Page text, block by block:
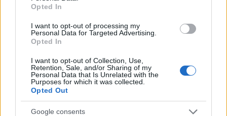
Opted In
I want to opt-out of processing my
Personal Data for Targeted Advertising.
Opted In
I want to opt-out of Collection, Use,
Retention, Sale, and/or Sharing of my
Personal Data that Is Unrelated with the
Purposes for which it was collected.
Opted Out
Google consents